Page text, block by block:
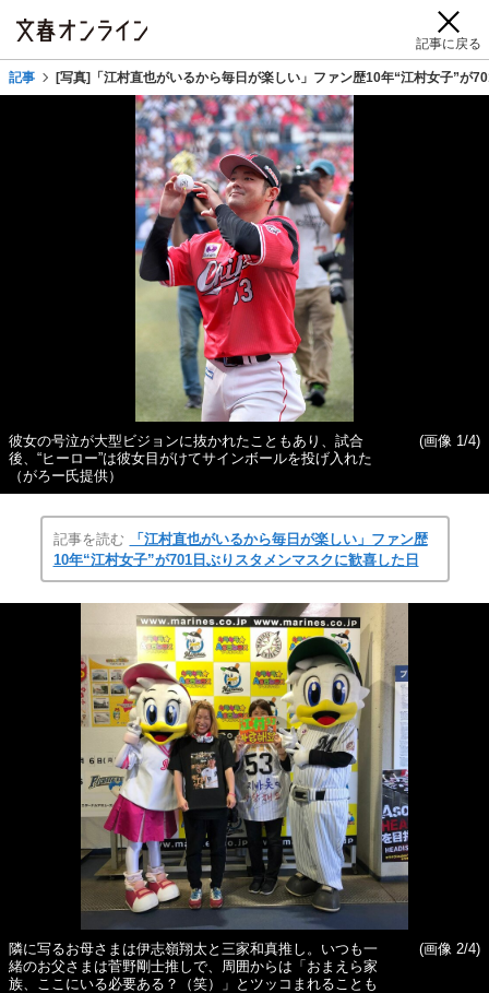
記事に戻る
記事 [写真]「江村直也がいるから毎日が楽しい」ファン歴10年“江村女子”が
彼女の号泣が大型ビジョンに抜かれたこともあり、試合
後、“ヒーロー”は彼女目がけてサインボールを投げ入れた
（がろー氏提供）
(画像 1/4)
記事を読む
「江村直也がいるから毎日が楽しい」ファン歴
10年“江村女子”が701日ぶりスタメンマスクに歓喜した日
隣に写るお母さまは伊志嶺翔太と三家和真推し。いつも一
緒のお父さまは菅野剛士推しで、周囲からは「おまえら家
族、ここにいる必要ある？（笑）」とツッコまれることも
(画像 2/4)